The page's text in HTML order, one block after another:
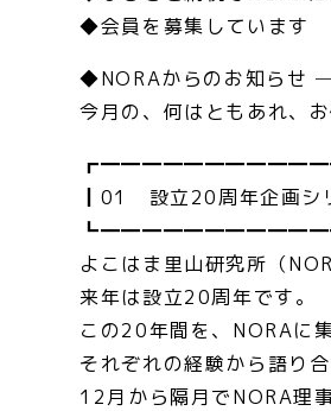
◆会員を募集しています
◆NORAからのお
今月の、何はともあれ、お
┃01 設立20周年企画シ
よこはま里山研究所（
来年は設立20周年です。
この20年間を、NORAに
それぞれの経験から語り
12月から隔月でNORA理